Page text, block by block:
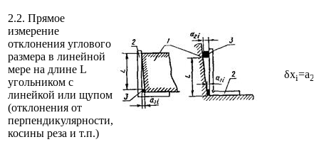
2.2. Прямое
измерение
отклонения углового
размера в линейной
мере на длине L
угольником с
линейкой или щупом
(отклонения от
перпендикулярности,
косины реза и т.п.)
δxi=a2i